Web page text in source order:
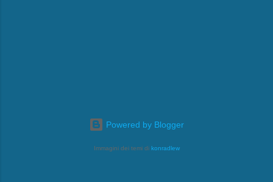
Powered by Blogger
Immagini dei temi di konradlew